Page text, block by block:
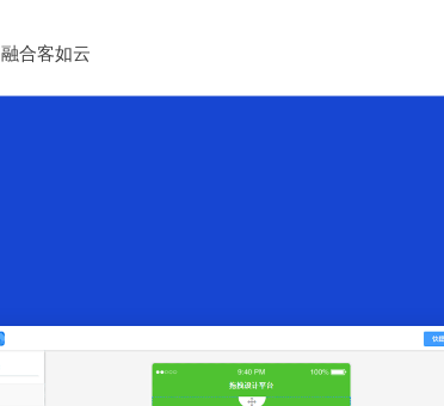
融合客如云